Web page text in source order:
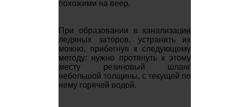
похожими на веер.
При образовании в канализации
ледяных заторов, устранить их
можно, прибегнув к следующему
методу: нужно протянуть к этому
месту резиновый шланг
небольшой толщины, с текущей по
нему горячей водой.